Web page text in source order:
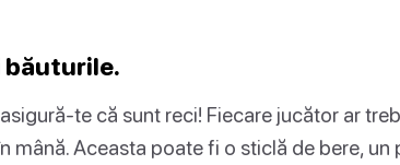
băuturile.
te că sunt reci! Fiecare jucător ar
mână. Aceasta poate fi o sticlă de bere, un